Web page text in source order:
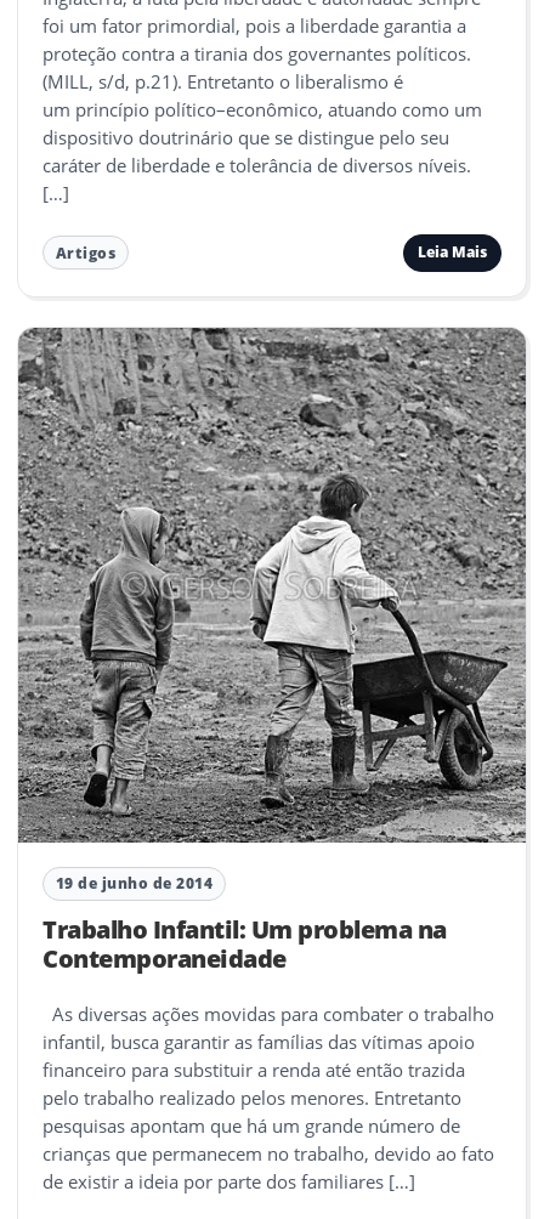
foi um fator primordial, pois a liberdade garantia a
proteção contra a tirania dos governantes políticos.
(MILL, s/d, p.21). Entretanto o liberalismo é
um princípio político–econômico, atuando como um
dispositivo doutrinário que se distingue pelo seu
caráter de liberdade e tolerância de diversos níveis.
[…]
Artigos Leia Mais
19 de junho de 2014
Trabalho Infantil: Um problema na
Contemporaneidade
As diversas ações movidas para combater o trabalho
infantil, busca garantir as famílias das vítimas apoio
financeiro para substituir a renda até então trazida
pelo trabalho realizado pelos menores. Entretanto
pesquisas apontam que há um grande número de
crianças que permanecem no trabalho, devido ao fato
de existir a ideia por parte dos familiares […]